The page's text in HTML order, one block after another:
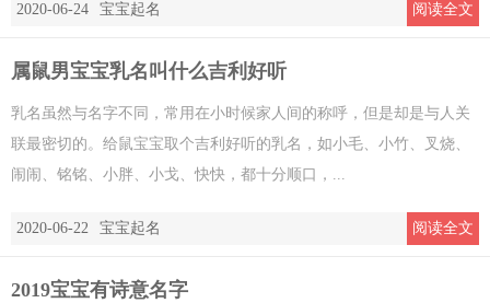
2020-06-24 宝宝起名 阅读全文
属鼠男宝宝乳名叫什么吉利好听
乳名虽然与名字不同，常用在小时候家人间的称呼，但是却是与人关
联最密切的。给鼠宝宝取个吉利好听的乳名，如小毛、小竹、叉烧、
闹闹、铭铭、小胖、小戈、快快，都十分顺口，...
2020-06-22 宝宝起名 阅读全文
2019宝宝有诗意名字